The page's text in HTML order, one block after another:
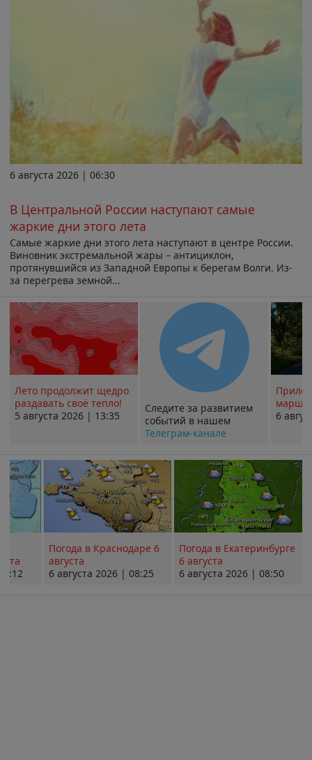
6 августа 2026 | 06:30
В Центральной России наступают самые
жаркие дни этого лета
Самые жаркие дни этого лета наступают в центре России.
Виновник экстремальной жары – антициклон,
протянувшийся из Западной Европы к берегам Волги. Из-
за перегрева земной...
Лето продолжит щедро
раздавать своё тепло!
5 августа 2026 | 13:35
Следите за развитием
событий в нашем
Телеграм-канале
6
Погода в Краснодаре 6
августа
6 августа 2026 | 08:25
Погода в Екатеринбурге
6 августа
6 августа 2026 | 08:50